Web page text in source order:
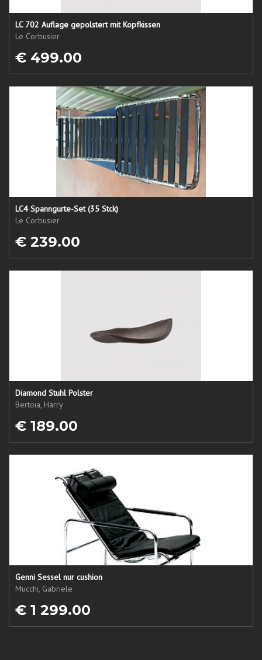
LC 702 Auflage gepolstert mit Kopfkissen
Le Corbusier
€ 499.00
LC4 Spanngurte-Set (35 Stck)
Le Corbusier
€ 239.00
Diamond Stuhl Polster
Bertoia, Harry
€ 189.00
Genni Sessel nur cushion
Mucchi, Gabriele
€ 1 299.00